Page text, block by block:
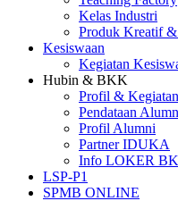
Kelas Industri
Produk Kreatif
Kesiswaan
Kegiatan
Hubin & BKK
Profil &
Pendataan
Profil Alumni
Partner IDUKA
Info LOKER
LSP-P1
SPMB ONLINE